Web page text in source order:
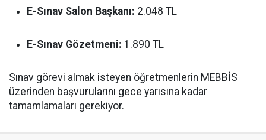
E-Sınav Salon Başkanı: 2.048 TL
E-Sınav Gözetmeni: 1.890 TL
Sınav görevi almak isteyen öğretmenlerin MEBBİS
üzerinden başvurularını gece yarısına kadar
tamamlamaları gerekiyor.